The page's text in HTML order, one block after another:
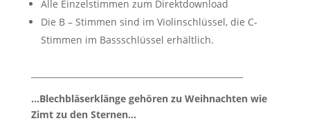
Alle Einzelstimmen zum Direktdownload
Die B – Stimmen sind im Violinschlüssel, die C-
Stimmen im Bassschlüssel erhältlich.
…Blechbläserklänge gehören zu Weihnachten wie
Zimt zu den Sternen…